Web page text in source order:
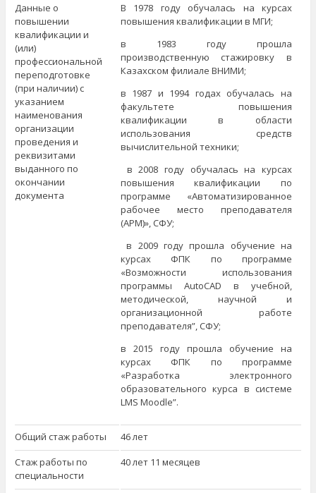
Данные о
повышении
квалификации и
(или)
профессиональной
переподготовке
(при наличии) с
указанием
наименования
организации
проведения и
реквизитами
выданного по
окончании
документа
В 1978 году обучалась на курсах
повышения квалификации в МГИ;
в 1983 году прошла
производственную стажировку в
Казахском филиале ВНИМИ;
в 1987 и 1994 годах обучалась на
факультете повышения
квалификации в области
использования средств
вычислительной техники;
в 2008 году обучалась на курсах
повышения квалификации по
программе «Автоматизированное
рабочее место преподавателя
(АРМ)», СФУ;
в 2009 году прошла обучение на
курсах ФПК по программе
«Возможности использования
программы AutoCAD в учебной,
методической, научной и
организационной работе
преподавателя”, СФУ;
в 2015 году прошла обучение на
курсах ФПК по программе
«Разработка электронного
образовательного курса в системе
LMS Moodle”.
Общий стаж работы
46 лет
Стаж работы по
специальности
40 лет 11 месяцев